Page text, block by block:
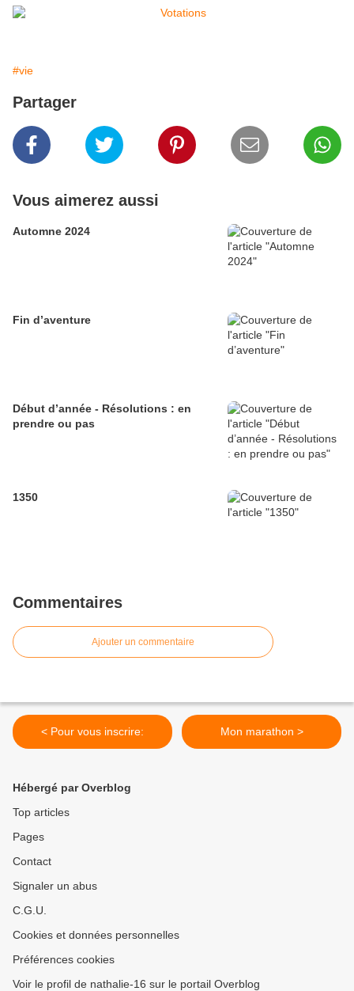
#vie
Partager
Vous aimerez aussi
Automne 2024
Fin d’aventure
Début d’année - Résolutions : en
prendre ou pas
1350
Commentaires
Ajouter un commentaire
< Pour vous inscrire: Mon marathon >
Hébergé par Overblog
Top articles
Pages
Contact
Signaler un abus
C.G.U.
Cookies et données personnelles
Préférences cookies
Voir le profil de nathalie-16 sur le portail Overblog